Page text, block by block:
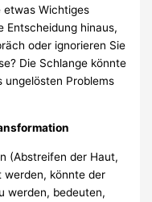
etwas Wichtiges
Entscheidung hinaus,
oder ignorieren Sie
Die Schlange könnte
ungelösten Problems
(Abstreifen der Haut,
werden, könnte der
werden, bedeuten,